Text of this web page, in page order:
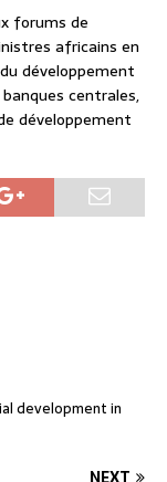
forums de
africains en
développement
centrales,
développement
development in
NEXT